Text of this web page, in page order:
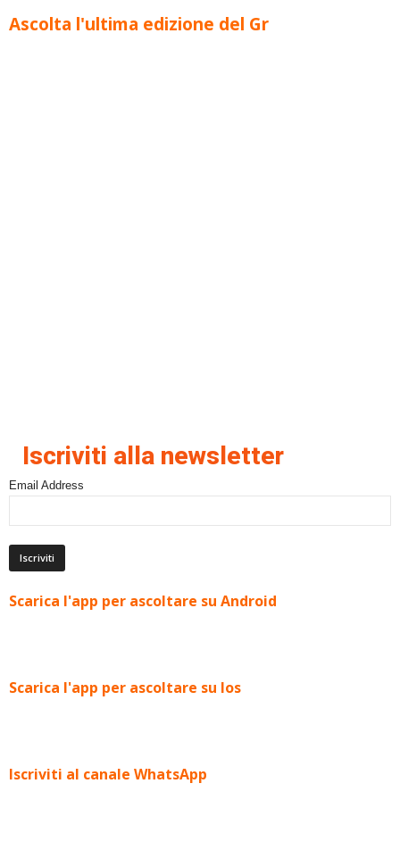
Ascolta l'ultima edizione del Gr
Iscriviti alla newsletter
Email Address
Scarica l'app per ascoltare su Android
Scarica l'app per ascoltare su Ios
Iscriviti al canale WhatsApp